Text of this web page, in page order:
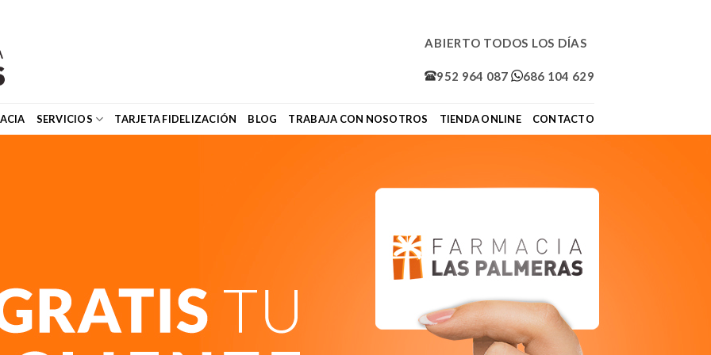
ABIERTO TODOS LOS DÍAS
952 964 087 686 104 629
SERVICIOS TARJETA FIDELIZACIÓN BLOG TRABAJA CON NOSOTROS TIENDA ONLINE CONTACTO